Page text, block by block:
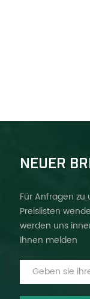
NEUER
Für Anfragen
Preislisten
werden uns
Ihnen melden